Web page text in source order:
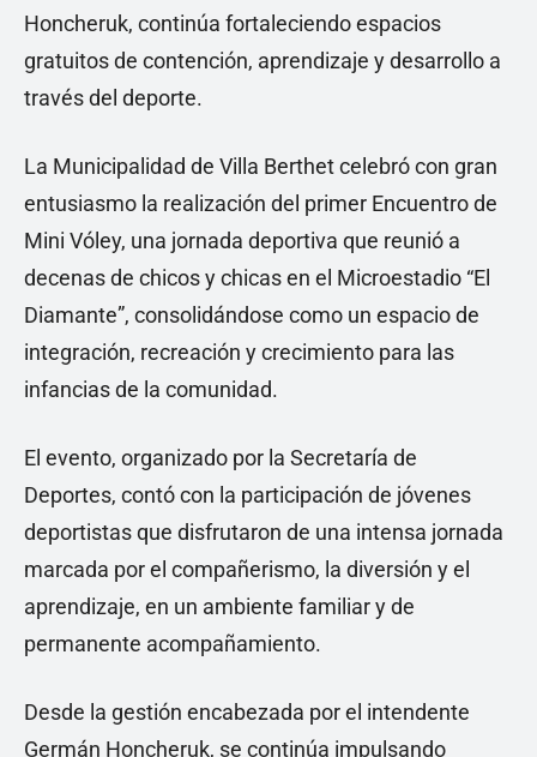
Honcheruk, continúa fortaleciendo espacios
gratuitos de contención, aprendizaje y desarrollo a
través del deporte.
La Municipalidad de Villa Berthet celebró con gran
entusiasmo la realización del primer Encuentro de
Mini Vóley, una jornada deportiva que reunió a
decenas de chicos y chicas en el Microestadio “El
Diamante”, consolidándose como un espacio de
integración, recreación y crecimiento para las
infancias de la comunidad.
El evento, organizado por la Secretaría de
Deportes, contó con la participación de jóvenes
deportistas que disfrutaron de una intensa jornada
marcada por el compañerismo, la diversión y el
aprendizaje, en un ambiente familiar y de
permanente acompañamiento.
Desde la gestión encabezada por el intendente
Germán Honcheruk, se continúa impulsando